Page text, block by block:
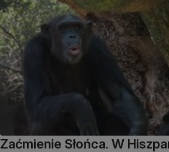
Zaćmienie Słońca. W